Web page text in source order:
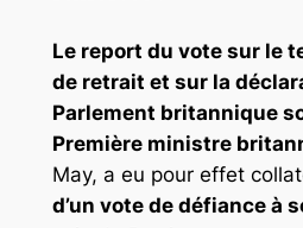
Le report du vote sur le
de retrait et sur la
Parlement britannique
Première ministre
May, a eu pour effet
d’un vote de défiance à